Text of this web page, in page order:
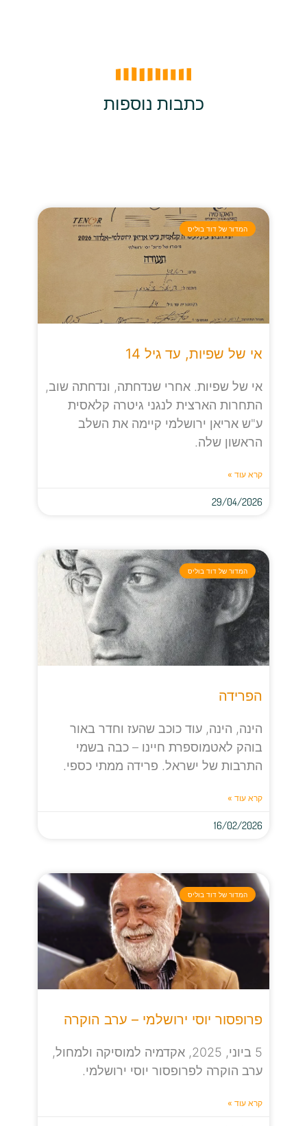
כתבות נוספות
המדור של דוד בוליס
אי של שפיות, עד גיל 14
אי של שפיות. אחרי שנדחתה, ונדחתה שוב,
התחרות הארצית לנגני גיטרה קלאסית
ע"ש אריאן ירושלמי קיימה את השלב
הראשון שלה.
קרא עוד »
29/04/2026
המדור של דוד בוליס
הפרידה
הינה, הינה, עוד כוכב שהעז וחדר באור
בוהק לאטמוספרת חיינו – כבה בשמי
התרבות של ישראל. פרידה ממתי כספי.
קרא עוד »
16/02/2026
המדור של דוד בוליס
פרופסור יוסי ירושלמי – ערב הוקרה
5 ביוני, 2025, אקדמיה למוסיקה ולמחול,
ערב הוקרה לפרופסור יוסי ירושלמי.
קרא עוד »